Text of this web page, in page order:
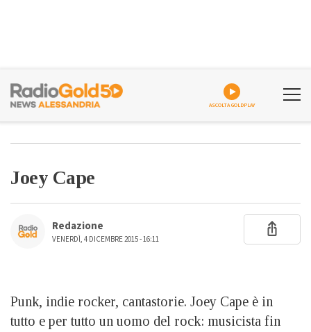
ASCOLTA GOLDPLAY
Joey Cape
Redazione
VENERDÌ, 4 DICEMBRE 2015 - 16:11
Punk, indie rocker, cantastorie. Joey Cape è in
tutto e per tutto un uomo del rock: musicista fin